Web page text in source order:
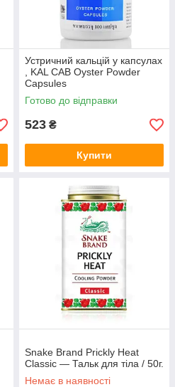
Устричний кальцій у капсулах
, KAL CAB Oyster Powder
Capsules
Готово до відправки
523 ₴
Купити
Snake Brand Prickly Heat
Classic — Тальк для тіла / 50г.
Немає в наявності